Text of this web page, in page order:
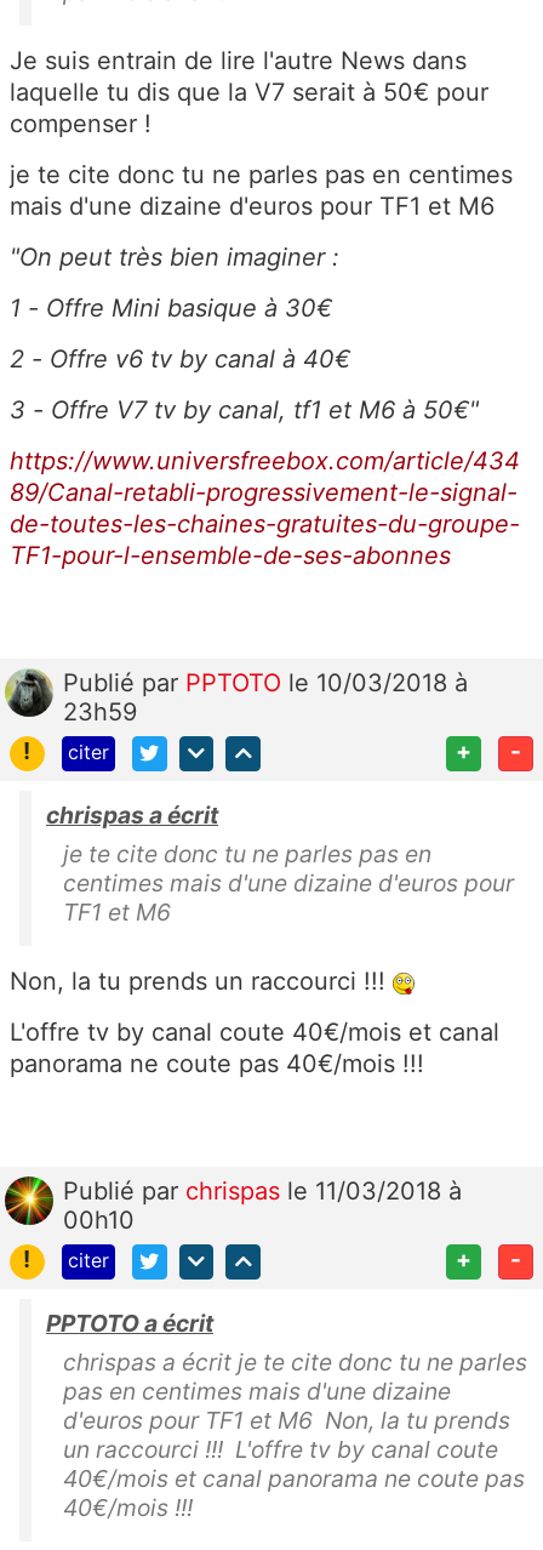
Je suis entrain de lire l'autre News dans
laquelle tu dis que la V7 serait à 50€ pour
compenser !
je te cite donc tu ne parles pas en centimes
mais d'une dizaine d'euros pour TF1 et M6
"On peut très bien imaginer :
1 - Offre Mini basique à 30€
2 - Offre v6 tv by canal à 40€
3 - Offre V7 tv by canal, tf1 et M6 à 50€"
https://www.universfreebox.com/article/434
89/Canal-retabli-progressivement-le-signal-
de-toutes-les-chaines-gratuites-du-groupe-
TF1-pour-l-ensemble-de-ses-abonnes
Publié par PPTOTO le 10/03/2018 à
23h59
!
citer + -
chrispas a écrit
je te cite donc tu ne parles pas en
centimes mais d'une dizaine d'euros pour
TF1 et M6
Non, la tu prends un raccourci !!!
L'offre tv by canal coute 40€/mois et canal
panorama ne coute pas 40€/mois !!!
Publié par chrispas le 11/03/2018 à
00h10
!
citer + -
PPTOTO a écrit
chrispas a écrit je te cite donc tu ne parles
pas en centimes mais d'une dizaine
d'euros pour TF1 et M6 Non, la tu prends
un raccourci !!! L'offre tv by canal coute
40€/mois et canal panorama ne coute pas
40€/mois !!!